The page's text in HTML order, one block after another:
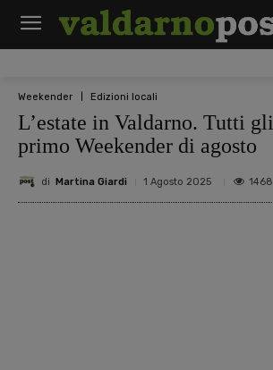
Weekender Edizioni locali
L’estate in Valdarno. Tutti
primo Weekender di agosto
di Martina Giardi 1 Agosto 2025 1468